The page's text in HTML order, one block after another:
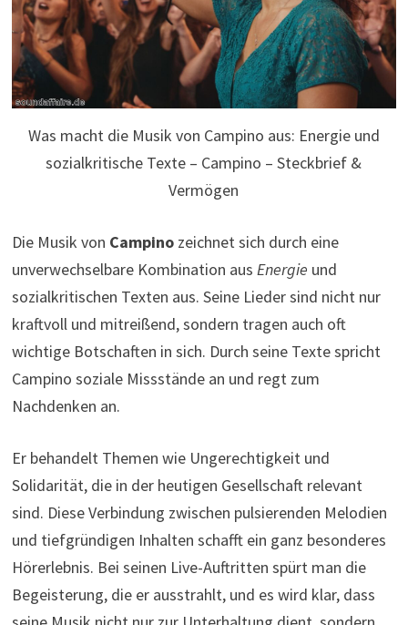
Was macht die Musik von Campino aus: Energie und
sozialkritische Texte – Campino – Steckbrief &
Vermögen
Die Musik von Campinozeichnet sich durch eine
unverwechselbare Kombination aus Energie und
sozialkritischen Texten aus. Seine Lieder sind nicht nur
kraftvoll und mitreißend, sondern tragen auch oft
wichtige Botschaften in sich. Durch seine Texte spricht
Campino soziale Missstände an und regt zum
Nachdenken an.
Er behandelt Themen wie Ungerechtigkeit und
Solidarität, die in der heutigen Gesellschaft relevant
sind. Diese Verbindung zwischen pulsierenden Melodien
und tiefgründigen Inhalten schafft ein ganz besonderes
Hörerlebnis. Bei seinen Live-Auftritten spürt man die
Begeisterung, die er ausstrahlt, und es wird klar, dass